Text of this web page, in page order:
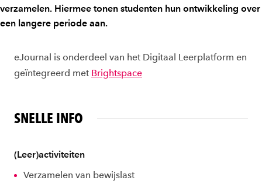
verzamelen. Hiermee tonen studenten hun ontwikkeling over
een langere periode aan.
eJournal is onderdeel van het Digitaal Leerplatform en
geïntegreerd met Brightspace
SNELLE INFO
(Leer)activiteiten
Verzamelen van bewijslast